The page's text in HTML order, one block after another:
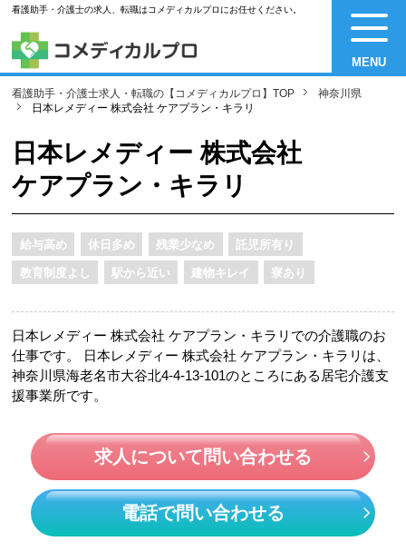
看護助手・介護士の求人、転職はコメディカルプロにお任せください。
MENU
看護助手・介護士求人・転職の【コメディカルプロ】TOP
神奈川県
日本レメディー 株式会社 ケアプラン・キラリ
日本レメディー 株式会社
ケアプラン・キラリ
給与高め 休日多め 残業少なめ 託児所有り
教育制度よし 駅から近い 建物キレイ 寮あり
日本レメディー 株式会社 ケアプラン・キラリでの介護職のお
仕事です。 日本レメディー 株式会社 ケアプラン・キラリは、
神奈川県海老名市大谷北4-4-13-101のところにある居宅介護支
援事業所です。
求人について問い合わせる
電話で問い合わせる